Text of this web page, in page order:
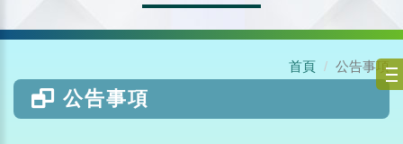
首頁 公告事項
公告事項